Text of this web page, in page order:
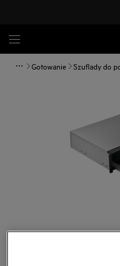
Gotowanie Szuflady do